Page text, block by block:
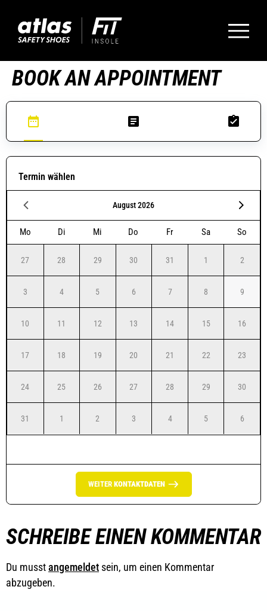
BOOK AN APPOINTMENT
Termin wählen
August 2026
Mo Di Mi Do Fr Sa So
27 28 29 30 31 1 2
3 4 5 6 7 8 9
10 11 12 13 14 15 16
17 18 19 20 21 22 23
24 25 26 27 28 29 30
31 1 2 3 4 5 6
WEITER KONTAKTDATEN
SCHREIBE EINEN KOMMENTAR
Du musstangemeldet sein, um einen Kommentar
abzugeben.